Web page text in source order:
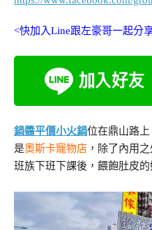
<快加入Line跟左豪哥一起分
鍋醬平價小火鍋位在鼎山路
是奧斯卡寵物店 ，除了內用
班族下班下課後，餵飽肚皮的